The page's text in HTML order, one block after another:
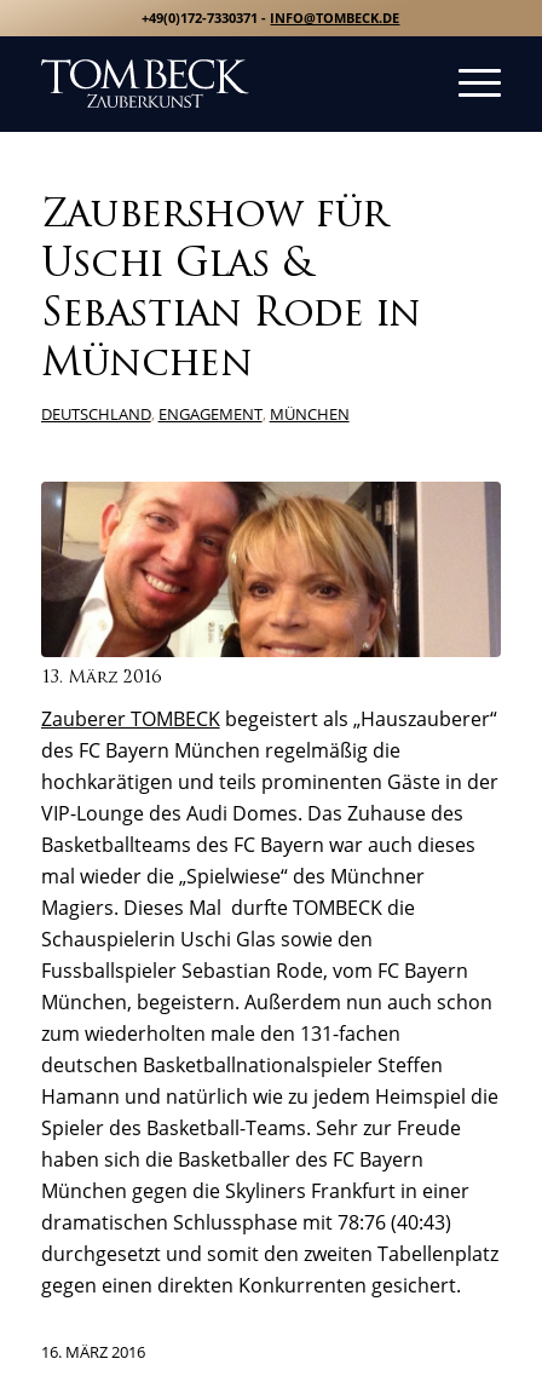
+49(0)172-7330371 - INFO@TOMBECK.DE
Zaubershow für
Uschi Glas &
Sebastian Rode in
München
DEUTSCHLAND, ENGAGEMENT, MÜNCHEN
13. März 2016
Zauberer TOMBECKbegeistert als „Hauszauberer“
des FC Bayern München regelmäßig die
hochkarätigen und teils prominenten Gäste in der
VIP-Lounge des Audi Domes. Das Zuhause des
Basketballteams des FC Bayern war auch dieses
mal wieder die „Spielwiese“ des Münchner
Magiers. Dieses Mal durfte TOMBECK die
Schauspielerin Uschi Glas sowie den
Fussballspieler Sebastian Rode, vom FC Bayern
München, begeistern. Außerdem nun auch schon
zum wiederholten male den 131-fachen
deutschen Basketballnationalspieler Steffen
Hamann und natürlich wie zu jedem Heimspiel die
Spieler des Basketball-Teams. Sehr zur Freude
haben sich die Basketballer des FC Bayern
München gegen die Skyliners Frankfurt in einer
dramatischen Schlussphase mit 78:76 (40:43)
durchgesetzt und somit den zweiten Tabellenplatz
gegen einen direkten Konkurrenten gesichert.
16. MÄRZ 2016